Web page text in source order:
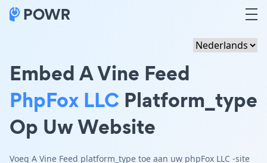
Embed A Vine Feed
PhpFox LLC Platform_type
Op Uw Website
Voeg A Vine Feed platform_type toe aan uw phpFox LLC -site